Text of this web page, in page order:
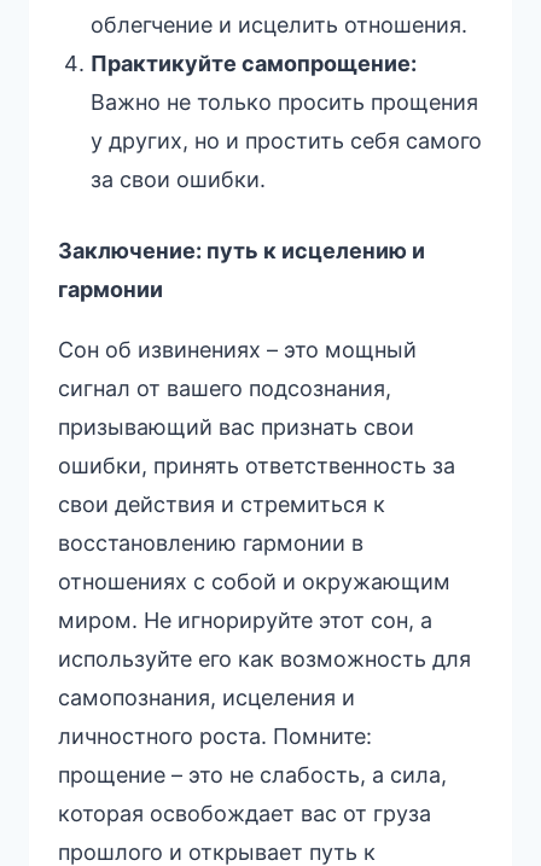
облегчение и исцелить отношения.
Практикуйте самопрощение:
Важно не только просить прощения
у других, но и простить себя самого
за свои ошибки.
Заключение: путь к исцелению и
гармонии
Сон об извинениях – это мощный
сигнал от вашего подсознания,
призывающий вас признать свои
ошибки, принять ответственность за
свои действия и стремиться к
восстановлению гармонии в
отношениях с собой и окружающим
миром. Не игнорируйте этот сон, а
используйте его как возможность для
самопознания, исцеления и
личностного роста. Помните:
прощение – это не слабость, а сила,
которая освобождает вас от груза
прошлого и открывает путь к